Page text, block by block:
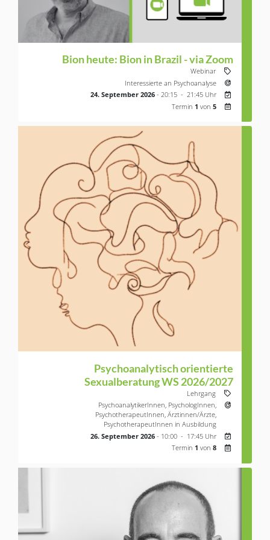
Bion heute: Bion in Brazil - via Zoom
Webinar
Zielgruppe:
Interessierte an Psychoanalyse
Nächster
24.
24. September 2026 - 20:15 - 21:45 Uhr
Termin 1 von5
Psychoanalytisch orientierte
Sexualberatung WS 2026/2027
Lehrgang
Zielgruppe:
PsychoanalytikerInnen, PsychologInnen,
PsychotherapeutInnen, Ärztinnen/Ärzte,
PsychotherapeutInnen in Ausbildung
Nächster
26.
26. September 2026 - 10:00 - 17:45 Uhr
Termin 1 von8